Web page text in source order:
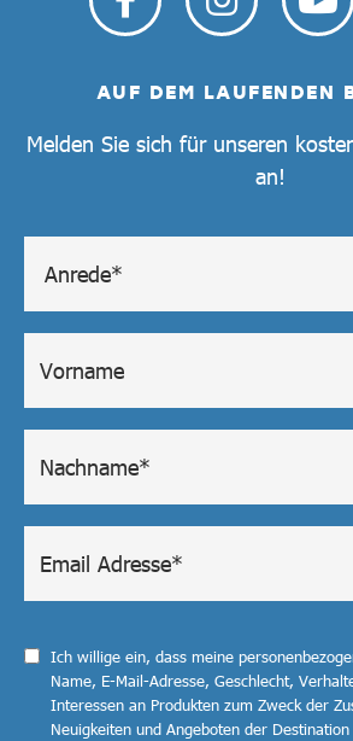
AUF DEM LAUFENDEN
Melden Sie sich für unseren
an!
Ich willige ein, dass meine
Name, E-Mail-Adresse, Geschlecht,
Interessen an Produkten zum Zweck der
Neuigkeiten und Angeboten der